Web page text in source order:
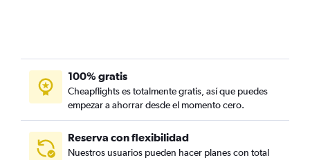
100% gratis
Cheapflights es totalmente gratis, así que puedes
empezar a ahorrar desde el momento cero.
Reserva con flexibilidad
Nuestros usuarios pueden hacer planes con total